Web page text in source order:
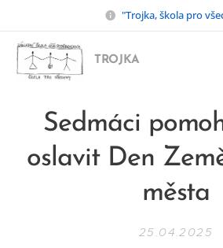
"Trojka, škola pro
TROJKA
Sedmáci
oslavit Den
města
25.04.2025